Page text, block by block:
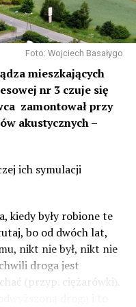
Foto: Wojciech Basałygo
mieszkających
nr 3 czuje się
zamontował przy
akustycznych –
ich symulacji
kiedy były robione te
bo od dwóch lat,
nikt nie był, nikt nie
droga jest
(przyp. ciężarówki).